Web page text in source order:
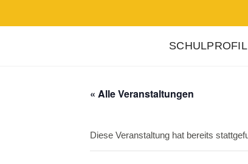
SCHULPROFIL
« Alle Veranstaltungen
Diese Veranstaltung hat bereits